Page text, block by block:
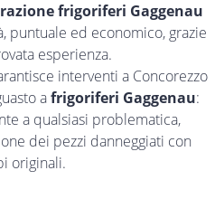
frigoriferi Gaggenau
puntuale ed economico, grazie
esperienza.
interventi a Concorezzo
afrigoriferi Gaggenau:
a qualsiasi problematica,
dei pezzi danneggiati con
originali.